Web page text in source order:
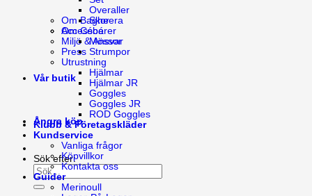
Om Bagheera
Om Cébé
Miljö & Ansvar
Press
Vår butik
Ångra köp
Sök efter:
Overaller
Skor
Accessoarer
Mössor
Strumpor
Utrustning
Hjälmar
Hjälmar JR
Goggles
Goggles JR
ROD Goggles
Klubb & Företagskläder
Kundservice
Vanliga frågor
Köpvillkor
Kontakta oss
Guider
Merinoull